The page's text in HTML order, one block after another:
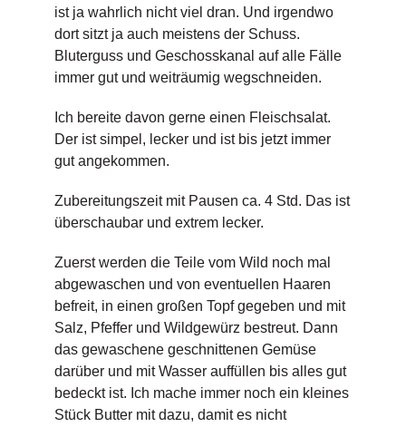
ist ja wahrlich nicht viel dran. Und irgendwo
dort sitzt ja auch meistens der Schuss.
Bluterguss und Geschosskanal auf alle Fälle
immer gut und weiträumig wegschneiden.
Ich bereite davon gerne einen Fleischsalat.
Der ist simpel, lecker und ist bis jetzt immer
gut angekommen.
Zubereitungszeit mit Pausen ca. 4 Std. Das ist
überschaubar und extrem lecker.
Zuerst werden die Teile vom Wild noch mal
abgewaschen und von eventuellen Haaren
befreit, in einen großen Topf gegeben und mit
Salz, Pfeffer und Wildgewürz bestreut. Dann
das gewaschene geschnittenen Gemüse
darüber und mit Wasser auffüllen bis alles gut
bedeckt ist. Ich mache immer noch ein kleines
Stück Butter mit dazu, damit es nicht